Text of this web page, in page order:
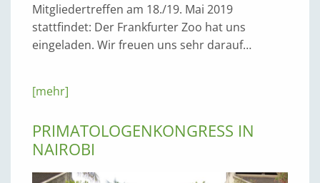
Mitgliedertreffen am 18./19. Mai 2019
stattfindet: Der Frankfurter Zoo hat uns
eingeladen. Wir freuen uns sehr darauf…
[mehr]
PRIMATOLOGENKONGRESS IN
NAIROBI